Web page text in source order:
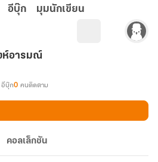
อีบุ๊ก มุมนักเขียน
อารมณ์
อีบุ๊ก0 คนติดตาม
คอลเล็กชัน